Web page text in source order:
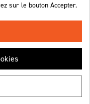
!
sur le bouton Accepter.